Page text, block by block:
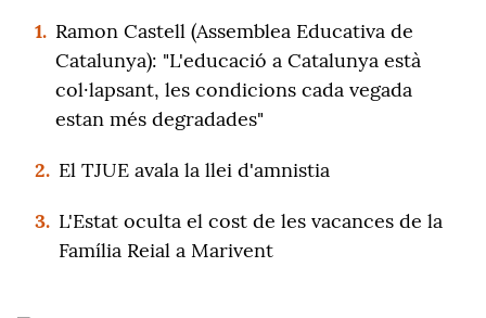
1. Ramon Castell (Assemblea Educativa de
Catalunya): "L'educació a Catalunya està
col·lapsant, les condicions cada vegada
estan més degradades"
2. El TJUE avala la llei d'amnistia
3. L'Estat oculta el cost de les vacances de la
Família Reial a Marivent